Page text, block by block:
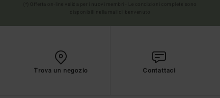
Trova un negozio Contattaci